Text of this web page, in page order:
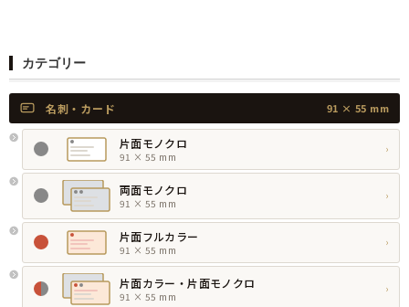
カテゴリー
名刺・カード 91 × 55 mm
片面モノクロ
91 × 55 mm
›
両面モノクロ
91 × 55 mm
›
片面フルカラー
91 × 55 mm
›
片面カラー・片面モノクロ
91 × 55 mm
›